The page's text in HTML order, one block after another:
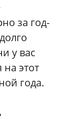
за год-
у вас
этот
года.